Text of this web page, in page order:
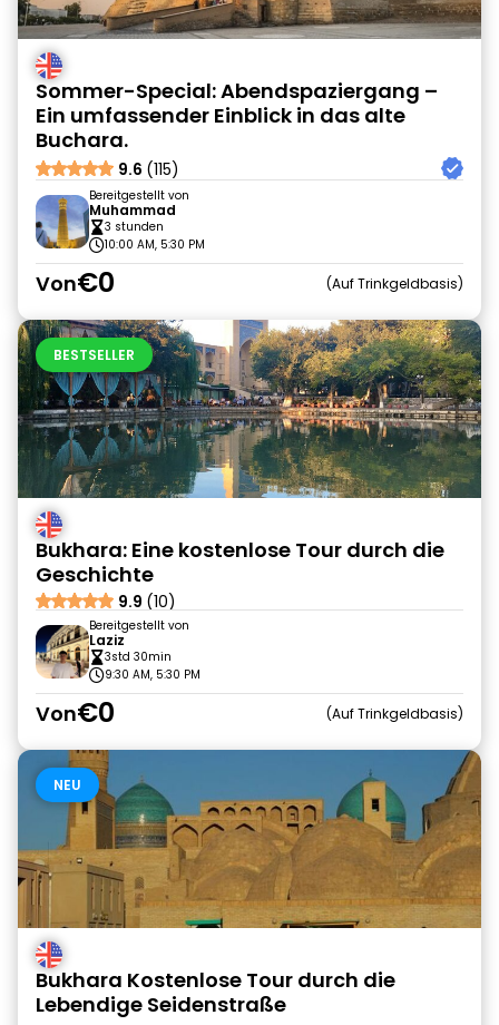
Sommer-Special: Abendspaziergang –
Ein umfassender Einblick in das alte
Buchara.
9.6 (115)
Bereitgestellt von
Muhammad
3 stunden
10:00 AM, 5:30 PM
Von€0 Auf Trinkgeldbasis
BESTSELLER
Bukhara: Eine kostenlose Tour durch die
Geschichte
9.9 (10)
Bereitgestellt von
Laziz
3std 30min
9:30 AM, 5:30 PM
Von€0 Auf Trinkgeldbasis
NEU
Bukhara Kostenlose Tour durch die
Lebendige Seidenstraße